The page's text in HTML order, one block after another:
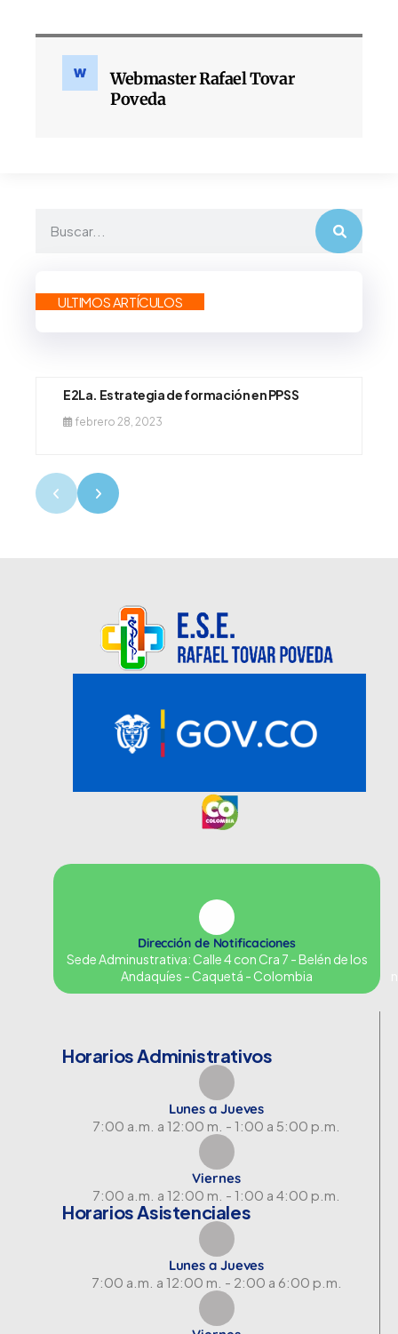
Webmaster Rafael Tovar
Poveda
ULTIMOS ARTÍCULOS
E2La. Estrategia de formación en PPSS
febrero 28, 2023
Dirección de Notificaciones
Sede Adminustrativa: Calle 4 con Cra 7 - Belén de los
Andaquíes - Caquetá - Colombia
Horarios Administrativos
Lunes a Jueves
7:00 a.m. a 12:00 m. - 1:00 a 5:00 p.m.
Viernes
7:00 a.m. a 12:00 m. - 1:00 a 4:00 p.m.
Horarios Asistenciales
Lunes a Jueves
7:00 a.m. a 12:00 m. - 2:00 a 6:00 p.m.